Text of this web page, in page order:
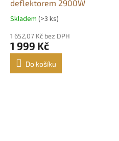
deflektorem 2900W
Průměrné
produktu
je
4,7
Skladem (>3 ks)
1 652,07 Kč bez DPH
1 999 Kč
Do košíku